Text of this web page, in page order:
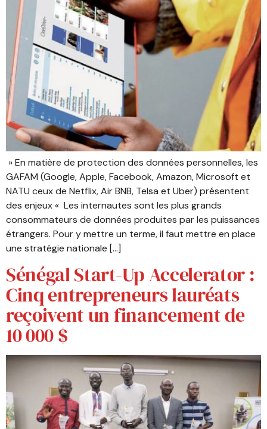
» En matière de protection des données personnelles, les
GAFAM (Google, Apple, Facebook, Amazon, Microsoft et
NATU ceux de Netflix, Air BNB, Telsa et Uber) présentent
des enjeux « Les internautes sont les plus grands
consommateurs de données produites par les puissances
étrangers. Pour y mettre un terme, il faut mettre en place
une stratégie nationale […]
Sénégal Start-Up Accelerator :
Cinq entrepreneurs lauréats
reçoivent un financement de
10 000 $